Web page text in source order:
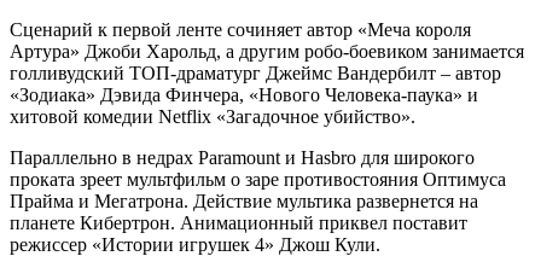
Сценарий к первой ленте сочиняет автор «Меча короля
Артура» Джоби Харольд, а другим робо-боевиком занимается
голливудский ТОП-драматург Джеймс Вандербилт – автор
«Зодиака» Дэвида Финчера, «Нового Человека-паука» и
хитовой комедии Netflix «Загадочное убийство».
Параллельно в недрах Paramount и Hasbro для широкого
проката зреет мультфильм о заре противостояния Оптимуса
Прайма и Мегатрона. Действие мультика развернется на
планете Кибертрон. Анимационный приквел поставит
режиссер «Истории игрушек 4» Джош Кули.